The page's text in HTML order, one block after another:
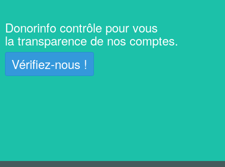
Donorinfo contrôle pour vous
la transparence de nos comptes.
Vérifiez-nous !